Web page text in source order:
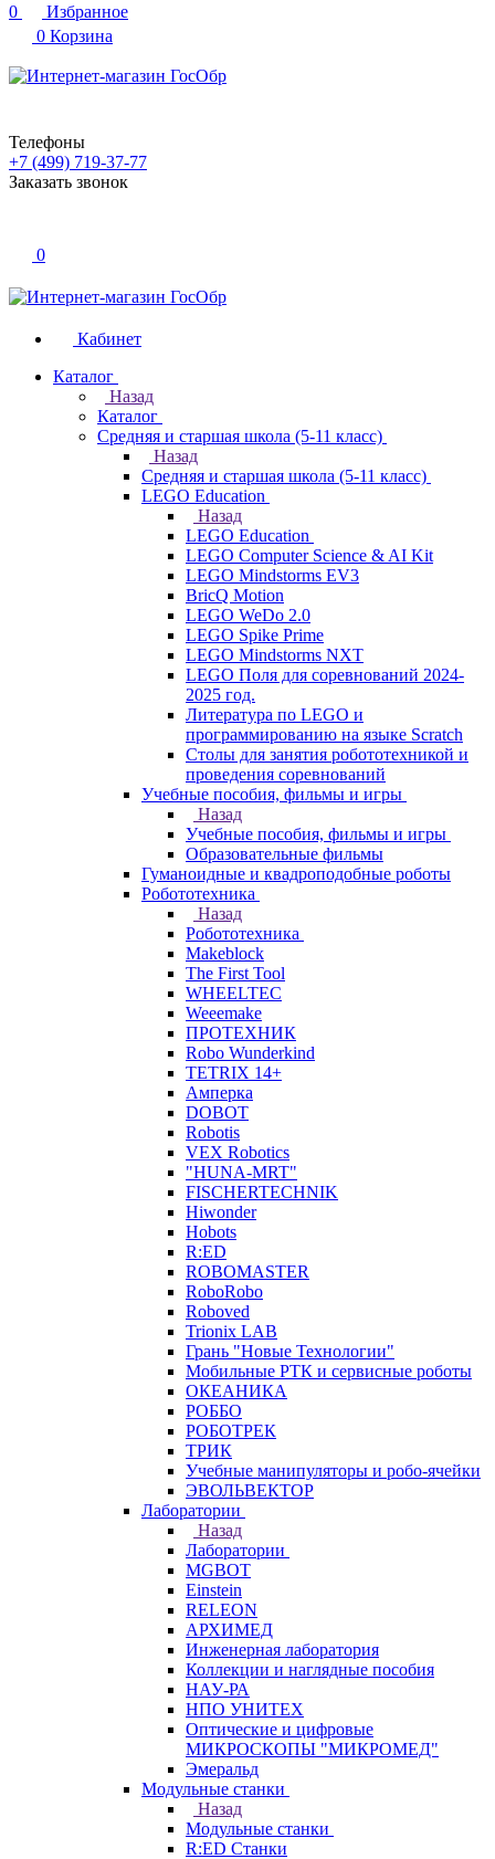
0
Избранное
0 Корзина
Телефоны
+7 (499) 719-37-77
Заказать звонок
0
Кабинет
Каталог
Назад
Каталог
Средняя и старшая школа (5-11 класс)
Назад
Средняя и старшая школа (5-11 класс)
LEGO Education
Назад
LEGO Education
LEGO Computer Science & AI Kit
LEGO Mindstorms EV3
BricQ Motion
LEGO WeDo 2.0
LEGO Spike Prime
LEGO Mindstorms NXT
LEGO Поля для соревнований 2024-
2025 год.
Литература по LEGO и
программированию на языке Scratch
Столы для занятия робототехникой и
проведения соревнований
Учебные пособия, фильмы и игры
Назад
Учебные пособия, фильмы и игры
Образовательные фильмы
Гуманоидные и квадроподобные роботы
Робототехника
Назад
Робототехника
Makeblock
The First Tool
WHEELTEC
Weeemake
ПРОТЕХНИК
Robo Wunderkind
TETRIX 14+
Амперка
DOBOT
Robotis
VEX Robotics
"HUNA-MRT"
FISCHERTECHNIK
Hiwonder
Hobots
R:ED
ROBOMASTER
RoboRobo
Roboved
Trionix LAB
Грань "Новые Технологии"
Мобильные РТК и сервисные роботы
ОКЕАНИКА
РОББО
РОБОТРЕК
ТРИК
Учебные манипуляторы и робо-ячейки
ЭВОЛЬВЕКТОР
Лаборатории
Назад
Лаборатории
MGBOT
Einstein
RELEON
АРХИМЕД
Инженерная лаборатория
Коллекции и наглядные пособия
НАУ-РА
НПО УНИТЕХ
Оптические и цифровые
МИКРОСКОПЫ "МИКРОМЕД"
Эмеральд
Модульные станки
Назад
Модульные станки
R:ED Станки